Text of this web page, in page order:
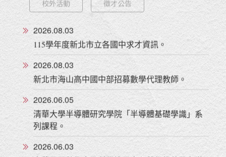
校外活動 徵才公告
2026.08.03
115學年度新北市立各國中求才資訊。
2026.08.03
新北市海山高中國中部招募數學代理教師。
2026.06.05
清華大學半導體研究學院「半導體基礎學識」系
列課程。
2026.06.03